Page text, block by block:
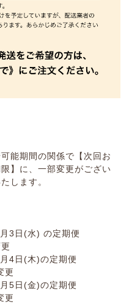
能期間の関係で【次回お
】に、一部変更がござい
します。
3日(水) の定期便
4日(木)の定期便
更
5日(金)の定期便
更